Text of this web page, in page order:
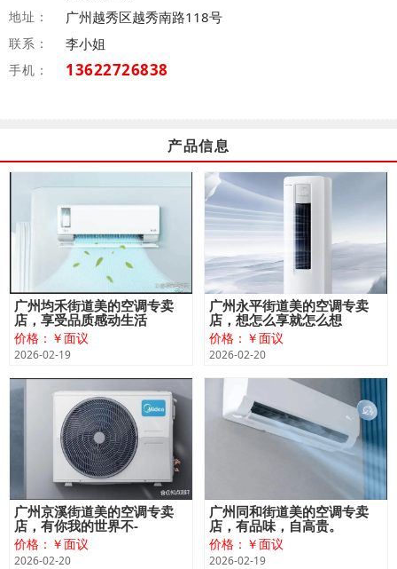
地址： 广州越秀区越秀南路118号
联系： 李小姐
手机： 13622726838
产品信息
广州均禾街道美的空调专卖
店，享受品质感动生活
价格：￥面议
2026-02-19
广州永平街道美的空调专卖
店，想怎么享就怎么想
价格：￥面议
2026-02-20
广州京溪街道美的空调专卖
店，有你我的世界不-
价格：￥面议
2026-02-20
广州同和街道美的空调专卖
店，有品味，自高贵。
价格：￥面议
2026-02-19